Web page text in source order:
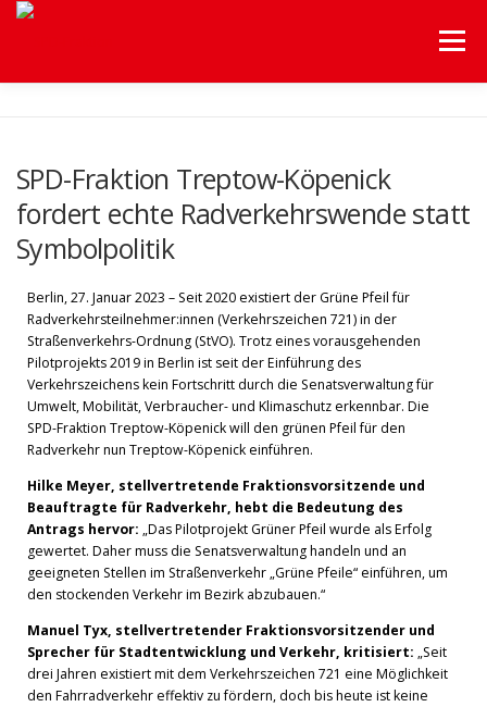
Menü
HILFEN A-Z
SPD-Fraktion Treptow-Köpenick
fordert echte Radverkehrswende statt
Symbolpolitik
Berlin, 27. Januar 2023 – Seit 2020 existiert der Grüne Pfeil für
Radverkehrsteilnehmer:innen (Verkehrszeichen 721) in der
Straßenverkehrs-Ordnung (StVO). Trotz eines vorausgehenden
Pilotprojekts 2019 in Berlin ist seit der Einführung des
Verkehrszeichens kein Fortschritt durch die Senatsverwaltung für
Umwelt, Mobilität, Verbraucher- und Klimaschutz erkennbar. Die
SPD-Fraktion Treptow-Köpenick will den grünen Pfeil für den
Radverkehr nun Treptow-Köpenick einführen.
Hilke Meyer, stellvertretende Fraktionsvorsitzende und
Beauftragte für Radverkehr, hebt die Bedeutung des
Antrags hervor: „Das Pilotprojekt Grüner Pfeil wurde als Erfolg
gewertet. Daher muss die Senatsverwaltung handeln und an
geeigneten Stellen im Straßenverkehr „Grüne Pfeile“ einführen, um
den stockenden Verkehr im Bezirk abzubauen.“
Manuel Tyx, stellvertretender Fraktionsvorsitzender und
Sprecher für Stadtentwicklung und Verkehr, kritisiert: „Seit
drei Jahren existiert mit dem Verkehrszeichen 721 eine Möglichkeit
den Fahrradverkehr effektiv zu fördern, doch bis heute ist keine